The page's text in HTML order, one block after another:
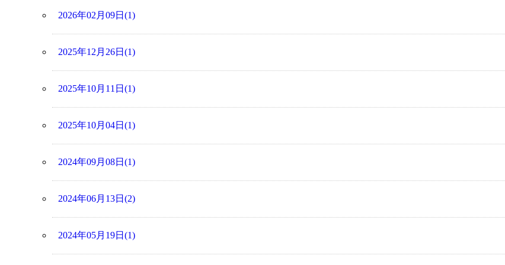
2026年02月09日(1)
2025年12月26日(1)
2025年10月11日(1)
2025年10月04日(1)
2024年09月08日(1)
2024年06月13日(2)
2024年05月19日(1)